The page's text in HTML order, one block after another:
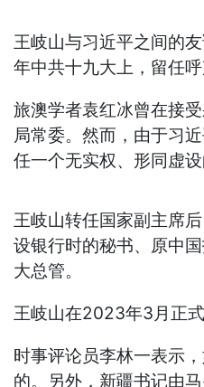
王岐山与习近平之间的
年中共十九大上，留任
旅澳学者袁红冰曾在接
局常委。然而，由于习
任一个无实权、形同虚
王岐山转任国家副主席
设银行时的秘书、原中
大总管。
王岐山在2023年3月正式
时事评论员李林一表示
的。另外，新疆书记由